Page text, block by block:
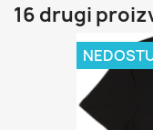
16 drugi